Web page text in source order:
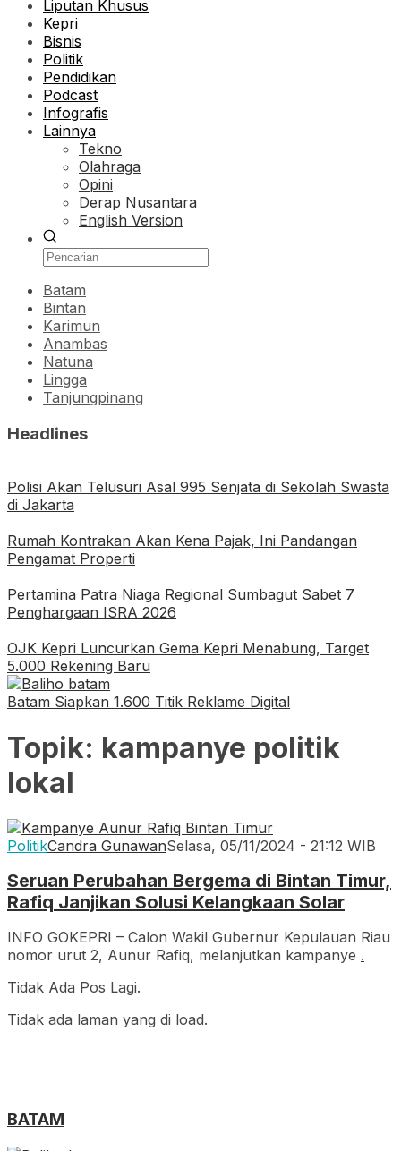
Liputan Khusus
Kepri
Bisnis
Politik
Pendidikan
Podcast
Infografis
Lainnya
Tekno
Olahraga
Opini
Derap Nusantara
English Version
Batam
Bintan
Karimun
Anambas
Natuna
Lingga
Tanjungpinang
Headlines
Polisi Akan Telusuri Asal 995 Senjata di Sekolah Swasta
di Jakarta
Rumah Kontrakan Akan Kena Pajak, Ini Pandangan
Pengamat Properti
Pertamina Patra Niaga Regional Sumbagut Sabet 7
Penghargaan ISRA 2026
OJK Kepri Luncurkan Gema Kepri Menabung, Target
5.000 Rekening Baru
Batam Siapkan 1.600 Titik Reklame Digital
Topik: kampanye politik
lokal
PolitikCandra GunawanSelasa, 05/11/2024 - 21:12 WIB
Seruan Perubahan Bergema di Bintan Timur,
Rafiq Janjikan Solusi Kelangkaan Solar
INFO GOKEPRI – Calon Wakil Gubernur Kepulauan Riau
nomor urut 2, Aunur Rafiq, melanjutkan kampanye .
Tidak Ada Pos Lagi.
Tidak ada laman yang di load.
BATAM